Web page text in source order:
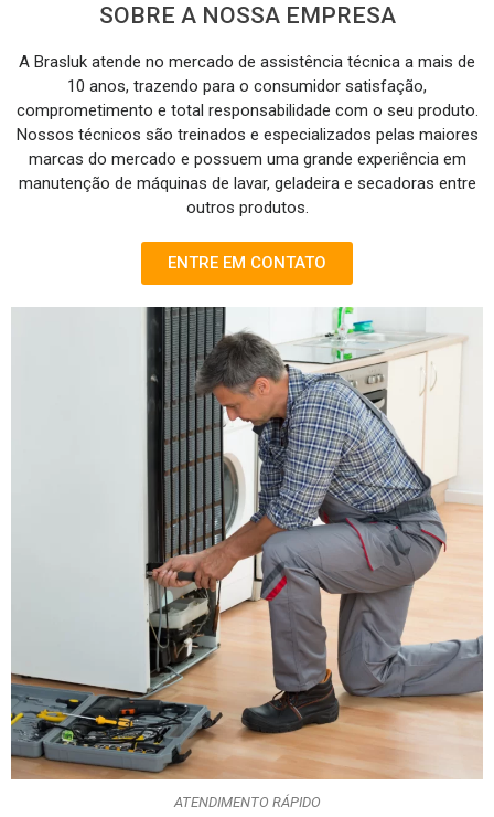
SOBRE A NOSSA EMPRESA
A Brasluk atende no mercado de assistência técnica a mais de
10 anos, trazendo para o consumidor satisfação,
comprometimento e total responsabilidade com o seu produto.
Nossos técnicos são treinados e especializados pelas maiores
marcas do mercado e possuem uma grande experiência em
manutenção de máquinas de lavar, geladeira e secadoras entre
outros produtos.
ENTRE EM CONTATO
ATENDIMENTO RÁPIDO